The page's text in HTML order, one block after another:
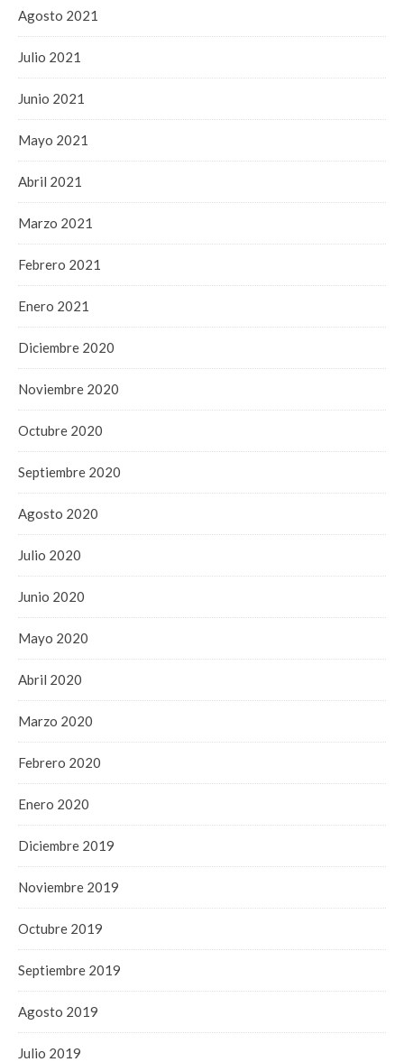
Agosto 2021
Julio 2021
Junio 2021
Mayo 2021
Abril 2021
Marzo 2021
Febrero 2021
Enero 2021
Diciembre 2020
Noviembre 2020
Octubre 2020
Septiembre 2020
Agosto 2020
Julio 2020
Junio 2020
Mayo 2020
Abril 2020
Marzo 2020
Febrero 2020
Enero 2020
Diciembre 2019
Noviembre 2019
Octubre 2019
Septiembre 2019
Agosto 2019
Julio 2019